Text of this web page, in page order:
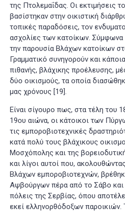
της Πτολεμαΐδας. Οι εκτιμήσεις
βασίστηκαν στην οικιστική
τοπικές παραδόσεις, τον
ασχολίες των κατοίκων. Σύμφωνα
την παρουσία Βλάχων κατοίκων
Γραμματικό συνηγορούν και
πιθανής, βλάχικης προέλευσης,
δύο οικισμούς, τα οποία
μας χρόνους [19].
Είναι σίγουρο πως, στα τέλη του
19ου αιώνα, οι κάτοικοι των
τις εμποροβιοτεχνικές
κατά πολύ τους βλάχικους
Μοσχόπολης και της
και λίγοι αυτοί που,
Βλάχων εμποροβιοτεχνών,
Αψβούργων πέρα από το Σάβο και
πόλεις της Σερβίας, όπου
εκεί ελληνορθόδοξων